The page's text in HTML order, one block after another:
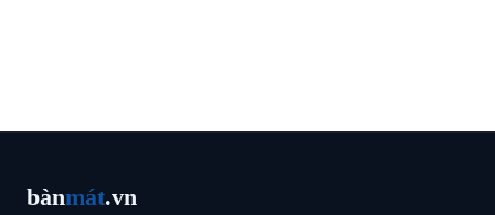
bànmát.vn